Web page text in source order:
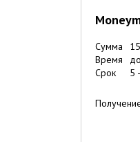
Сумма
Время
Срок
5 -